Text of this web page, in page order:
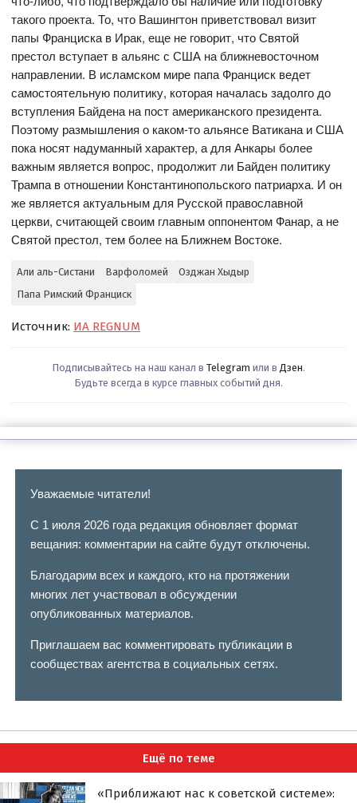
такого проекта. То, что Вашингтон приветствовал визит
папы Франциска в Ирак, еще не говорит, что Святой
престол вступает в альянс с США на ближневосточном
направлении. В исламском мире папа Франциск ведет
самостоятельную политику, которая началась задолго до
вступления Байдена на пост американского президента.
Поэтому размышления о каком-то альянсе Ватикана и США
пока носят надуманный характер, а для Анкары более
важным является вопрос, продолжит ли Байден политику
Трампа в отношении Константинопольского патриарха. И он
же является актуальным для Русской православной
церкви, считающей своим главным оппонентом Фанар, а не
Святой престол, тем более на Ближнем Востоке.
Али аль-Систани Варфоломей
Озджан Хыдыр
Папа Римский Франциск
Источник: ИА REGNUM
Подписывайтесь на наш канал в Telegram или в Дзен.
Будьте всегда в курсе главных событий дня.
Уважаемые читатели!
С 1 июля 2026 года редакция обновляет формат
вещания: комментарии на сайте будут отключены.
Благодарим всех и каждого, кто на протяжении
многих лет участвовал в обсуждении
опубликованных материалов.
Приглашаем вас комментировать публикации в
сообществах агентства в социальных сетях.
Ещё по теме
«Приближают нас к советской системе»: